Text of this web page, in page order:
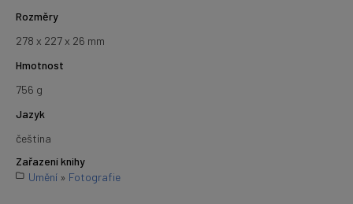
Rozměry
278 x 227 x 26 mm
Hmotnost
756 g
Jazyk
čeština
Zařazení knihy
Umění » Fotografie